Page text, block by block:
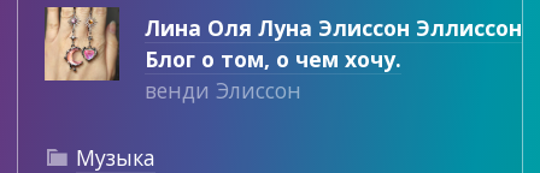
Лина Оля Луна Элиссон Эллиссон
Блог о том, о чем хочу.
венди Элиссон
 Музыка